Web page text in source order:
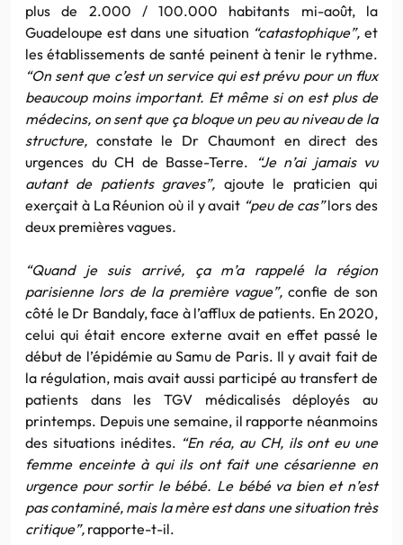
plus de 2.000 / 100.000 habitants mi-août, la
Guadeloupe est dans une situation “catastophique”,et
les établissements de santé peinent à tenir le rythme.
“On sent que c’est un service qui est prévu pour un flux
beaucoup moins important. Et même si on est plus de
médecins, on sent que ça bloque un peu au niveau de la
structure, constate le Dr Chaumont en direct des
urgences du CH de Basse-Terre. “Je n’ai jamais vu
autant de patients graves”, ajoute le praticien qui
exerçait à La Réunion où il y avait “peu de cas”lors des
deux premières vagues.
“Quand je suis arrivé, ça m’a rappelé la région
parisienne lors de la première vague”,confie de son
côté le Dr Bandaly, face à l’afflux de patients. En 2020,
celui qui était encore externe avait en effet passé le
début de l’épidémie au Samu de Paris. Il y avait fait de
la régulation, mais avait aussi participé au transfert de
patients dans les TGV médicalisés déployés au
printemps. Depuis une semaine, il rapporte néanmoins
des situations inédites. “En réa, au CH, ils ont eu une
femme enceinte à qui ils ont fait une césarienne en
urgence pour sortir le bébé. Le bébé va bien et n’est
pas contaminé, mais la mère est dans une situation très
critique”, rapporte-t-il.